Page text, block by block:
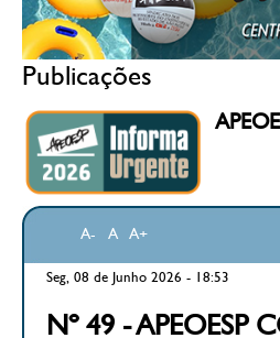
Publicações
A- A A+
Seg, 08 de Junho 2026 - 18:53
Nº 49 - APEOESP